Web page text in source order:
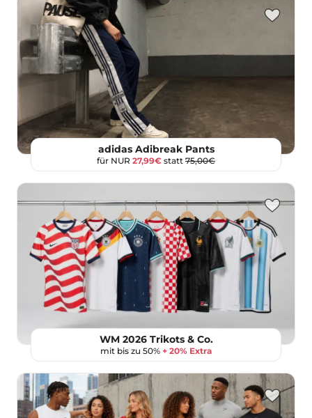
adidas Adibreak Pants
für NUR 27,99€ statt 75,00€
WM 2026 Trikots & Co.
mit bis zu 50% + 20% Extra